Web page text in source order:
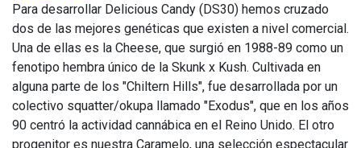
Para desarrollar Delicious Candy (DS30) hemos cruzado
dos de las mejores genéticas que existen a nivel comercial.
Una de ellas es la Cheese, que surgió en 1988-89 como un
fenotipo hembra único de la Skunk x Kush. Cultivada en
alguna parte de los "Chiltern Hills", fue desarrollada por un
colectivo squatter/okupa llamado "Exodus", que en los años
90 centró la actividad cannábica en el Reino Unido. El otro
progenitor es nuestra Caramelo, una selección espectacular